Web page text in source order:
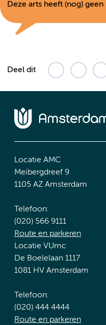
Deze arts heeft (nog)
Deel dit
Locatie AMC
Meibergdreef 9
1105 AZ Amsterdam
Telefoon:
(020) 566 9111
Route en parkeren
Locatie VUmc
De Boelelaan 1117
1081 HV Amsterdam
Telefoon:
(020) 444 4444
Route en parkeren